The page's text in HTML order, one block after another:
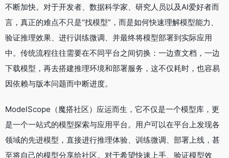
不断加快。对于开发者、数据科学家、研究人员以及AI爱好者而
言，真正的难点不只是“找模型”，而是如何快速理解模型能力、
验证推理效果、进行训练微调、并最终将模型部署到实际应用
中。传统流程往往需要在不同平台之间切换：一边查文档，一边
下载模型，再去搭建推理环境和部署服务，这不仅耗时，也容易
因依赖与版本问题而中断进度。
ModelScope（魔搭社区）应运而生，它不仅是一个模型库，更
是一个一站式的模型探索与应用平台。用户可以在平台上发现各
领域的先进模型，直接进行推理体验、训练微调、部署上线，甚
至将自己的模型分享给社区。对于希望快速上手、验证模型效